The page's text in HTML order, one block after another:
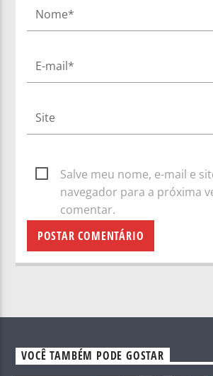
Salve meu nome, e-mail e
navegador para a próxima
comentar.
VOCÊ TAMBÉM PODE GOSTAR